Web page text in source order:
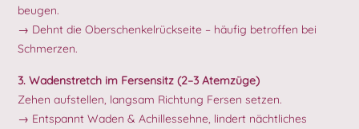
beugen.
→ Dehnt die Oberschenkelrückseite – häufig betroffen bei
Schmerzen.
3. Wadenstretch im Fersensitz (2–3 Atemzüge)
Zehen aufstellen, langsam Richtung Fersen setzen.
→ Entspannt Waden & Achillessehne, lindert nächtliches